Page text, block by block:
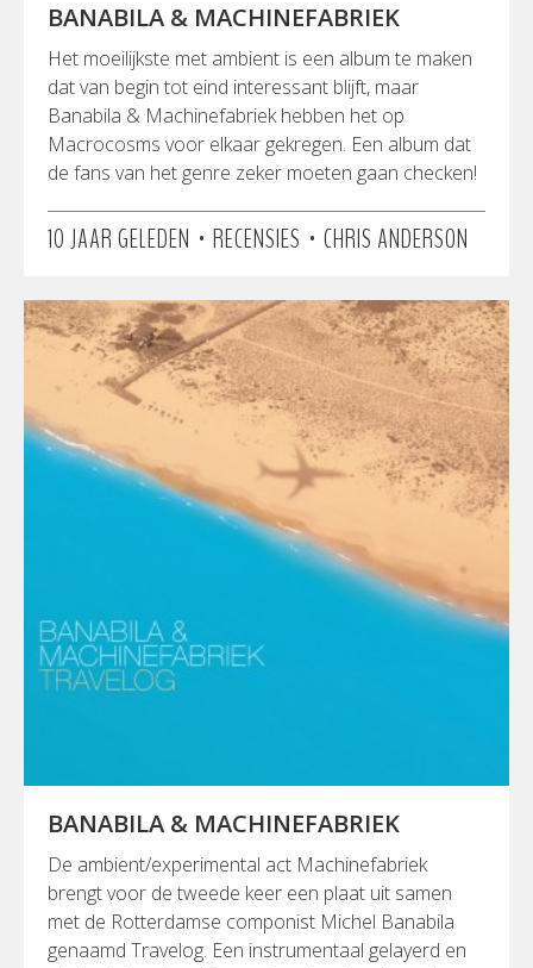
BANABILA & MACHINEFABRIEK
Het moeilijkste met ambient is een album te maken
dat van begin tot eind interessant blijft, maar
Banabila & Machinefabriek hebben het op
Macrocosms voor elkaar gekregen. Een album dat
de fans van het genre zeker moeten gaan checken!
10 JAAR GELEDEN • RECENSIES • CHRIS ANDERSON
BANABILA & MACHINEFABRIEK
De ambient/experimental act Machinefabriek
brengt voor de tweede keer een plaat uit samen
met de Rotterdamse componist Michel Banabila
genaamd Travelog. Een instrumentaal gelayerd en